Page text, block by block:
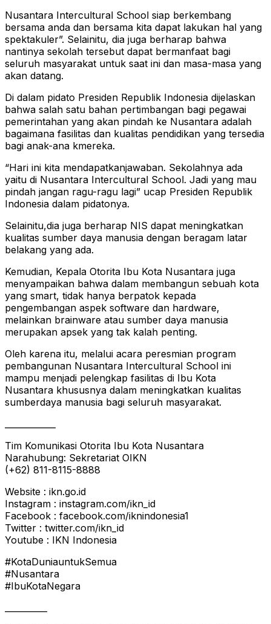
Nusantara Intercultural School siap berkembang
bersama anda dan bersama kita dapat lakukan hal yang
spektakuler”. Selainitu, dia juga berharap bahwa
nantinya sekolah tersebut dapat bermanfaat bagi
seluruh masyarakat untuk saat ini dan masa-masa yang
akan datang.
Di dalam pidato Presiden Republik Indonesia dijelaskan
bahwa salah satu bahan pertimbangan bagi pegawai
pemerintahan yang akan pindah ke Nusantara adalah
bagaimana fasilitas dan kualitas pendidikan yang tersedia
bagi anak-ana kmereka.
“Hari ini kita mendapatkanjawaban. Sekolahnya ada
yaitu di Nusantara Intercultural School. Jadi yang mau
pindah jangan ragu-ragu lagi” ucap Presiden Republik
Indonesia dalam pidatonya.
Selainitu,dia juga berharap NIS dapat meningkatkan
kualitas sumber daya manusia dengan beragam latar
belakang yang ada.
Kemudian, Kepala Otorita Ibu Kota Nusantara juga
menyampaikan bahwa dalam membangun sebuah kota
yang smart, tidak hanya berpatok kepada
pengembangan aspek software dan hardware,
melainkan brainware atau sumber daya manusia
merupakan apsek yang tak kalah penting.
Oleh karena itu, melalui acara peresmian program
pembangunan Nusantara Intercultural School ini
mampu menjadi pelengkap fasilitas di Ibu Kota
Nusantara khususnya dalam meningkatkan kualitas
sumberdaya manusia bagi seluruh masyarakat.
Tim Komunikasi Otorita Ibu Kota Nusantara
Narahubung: Sekretariat OIKN
(+62) 811-8115-8888
Website : ikn.go.id
Instagram : instagram.com/ikn_id
Facebook : facebook.com/iknindonesia1
Twitter : twitter.com/ikn_id
Youtube : IKN Indonesia
#KotaDuniauntukSemua
#Nusantara
#IbuKotaNegara